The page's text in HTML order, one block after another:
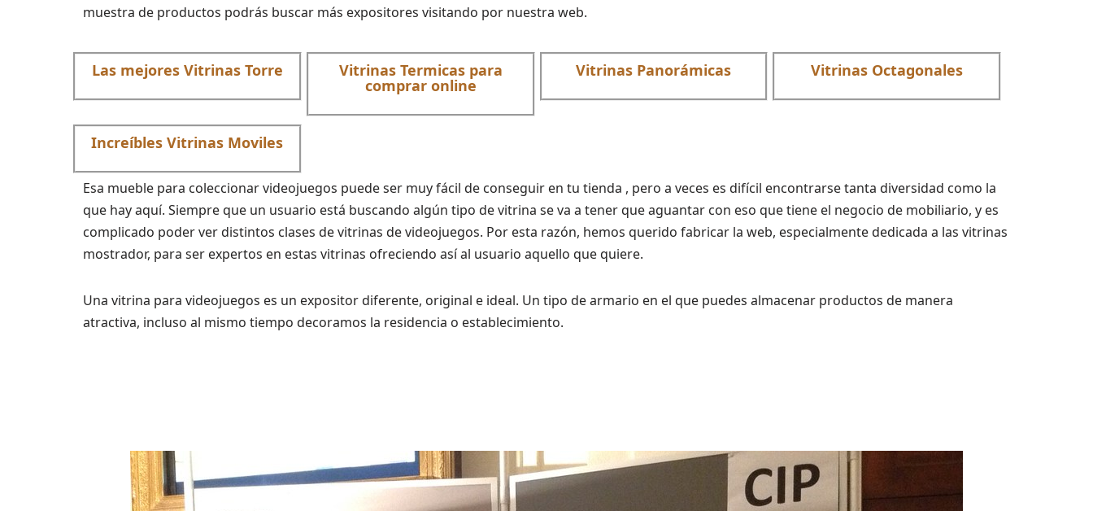
muestra de productos podrás buscar más expositores visitando por nuestra web.
Las mejores Vitrinas Torre Vitrinas Termicas para
comprar online
Vitrinas Panorámicas Vitrinas Octagonales
Increíbles Vitrinas Moviles
Esa mueble para coleccionar videojuegos puede ser muy fácil de conseguir en tu tienda , pero a veces es difícil encontrarse tanta diversidad como la
que hay aquí. Siempre que un usuario está buscando algún tipo de vitrina se va a tener que aguantar con eso que tiene el negocio de mobiliario, y es
complicado poder ver distintos clases de vitrinas de videojuegos. Por esta razón, hemos querido fabricar la web, especialmente dedicada a las vitrinas
mostrador, para ser expertos en estas vitrinas ofreciendo así al usuario aquello que quiere.
Una vitrina para videojuegos es un expositor diferente, original e ideal. Un tipo de armario en el que puedes almacenar productos de manera
atractiva, incluso al mismo tiempo decoramos la residencia o establecimiento.